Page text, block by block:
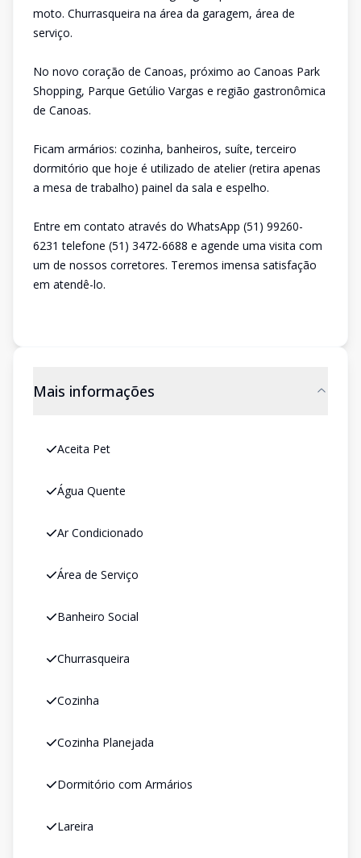
moto. Churrasqueira na área da garagem, área de
serviço.
No novo coração de Canoas, próximo ao Canoas Park
Shopping, Parque Getúlio Vargas e região gastronômica
de Canoas.
Ficam armários: cozinha, banheiros, suíte, terceiro
dormitório que hoje é utilizado de atelier (retira apenas
a mesa de trabalho) painel da sala e espelho.
Entre em contato através do WhatsApp (51) 99260-
6231 telefone (51) 3472-6688 e agende uma visita com
um de nossos corretores. Teremos imensa satisfação
em atendê-lo.
Mais informações
Aceita Pet
Água Quente
Ar Condicionado
Área de Serviço
Banheiro Social
Churrasqueira
Cozinha
Cozinha Planejada
Dormitório com Armários
Lareira